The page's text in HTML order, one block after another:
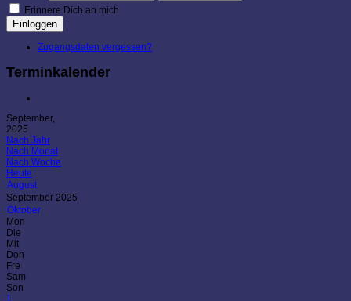
Erinnere Dich an mich
Einloggen
Zugangsdaten vergessen?
Terminkalender
September,
2025
Nach Jahr
Nach Monat
Nach Woche
Heute
August
September 2025
Oktober
Mon
Die
Mit
Don
Fre
Sam
Son
1